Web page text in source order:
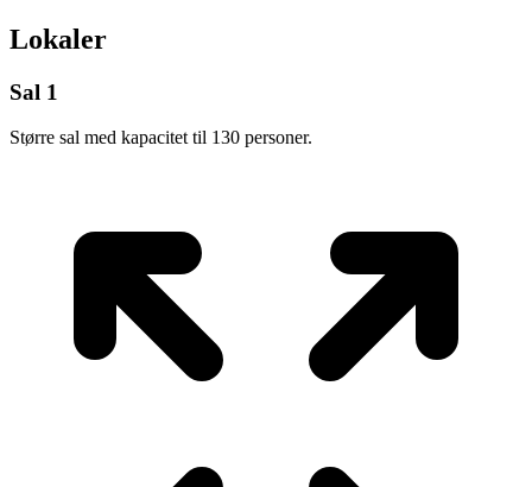
Lokaler
Sal 1
Større sal med kapacitet til 130 personer.